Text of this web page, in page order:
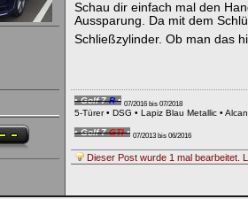
Schau dir einfach mal den
Aussparung. Da mit dem
Schließzylinder. Ob man das
• Golf 7 R• 07/2016 bis 07/2018
5-Türer • DSG • Lapiz Blau Metallic •
• Golf 7 GTI• 07/2013 bis 06/2016
Dieser Post wurde 1 mal bearbeitet.